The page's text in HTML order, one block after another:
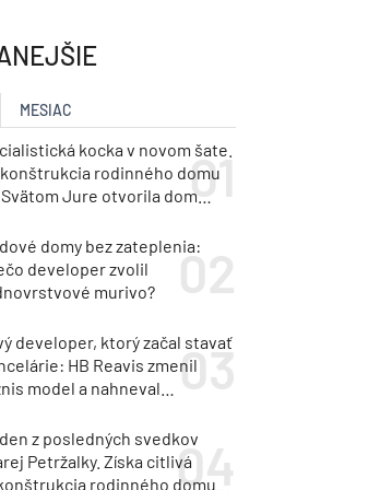
MESIAC
kocka v novom šate.
rodinného domu
Jure otvorila dom
domy bez zateplenia:
developer zvolil
murivo?
developer, ktorý začal stavať
HB Reavis zmenil
model a nahneval
z posledných svedkov
Petržalky. Získa citlivá
rodinného domu